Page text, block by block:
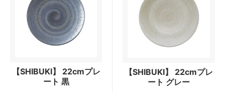
【SHIBUKI】 22cmプレ
ート 黒
【SHIBUKI】 22cmプレ
ート グレー